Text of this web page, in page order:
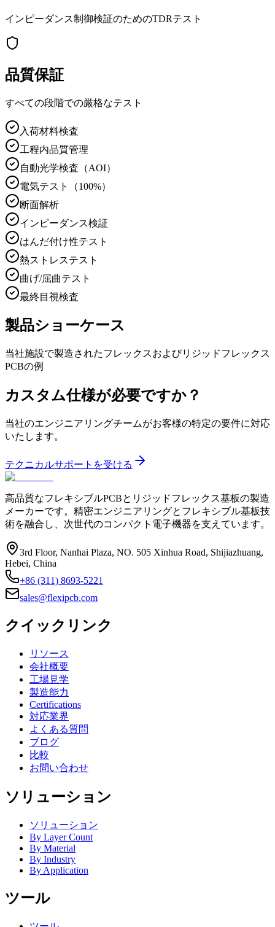
インピーダンス制御検証のためのTDRテスト
品質保証
すべての段階での厳格なテスト
入荷材料検査
工程内品質管理
自動光学検査（AOI）
電気テスト（100%）
断面解析
インピーダンス検証
はんだ付け性テスト
熱ストレステスト
曲げ/屈曲テスト
最終目視検査
製品ショーケース
当社施設で製造されたフレックスおよびリジッドフレックス
PCBの例
カスタム仕様が必要ですか？
当社のエンジニアリングチームがお客様の特定の要件に対応
いたします。
テクニカルサポートを受ける
高品質なフレキシブルPCBとリジッドフレックス基板の製造
メーカーです。精密エンジニアリングとフレキシブル基板技
術を融合し、次世代のコンパクト電子機器を支えています。
3rd Floor, Nanhai Plaza, NO. 505 Xinhua Road, Shijiazhuang,
Hebei, China
+86 (311) 8693-5221
sales@flexipcb.com
クイックリンク
リソース
会社概要
工場見学
製造能力
Certifications
対応業界
よくある質問
ブログ
比較
お問い合わせ
ソリューション
ソリューション
By Layer Count
By Material
By Industry
By Application
ツール